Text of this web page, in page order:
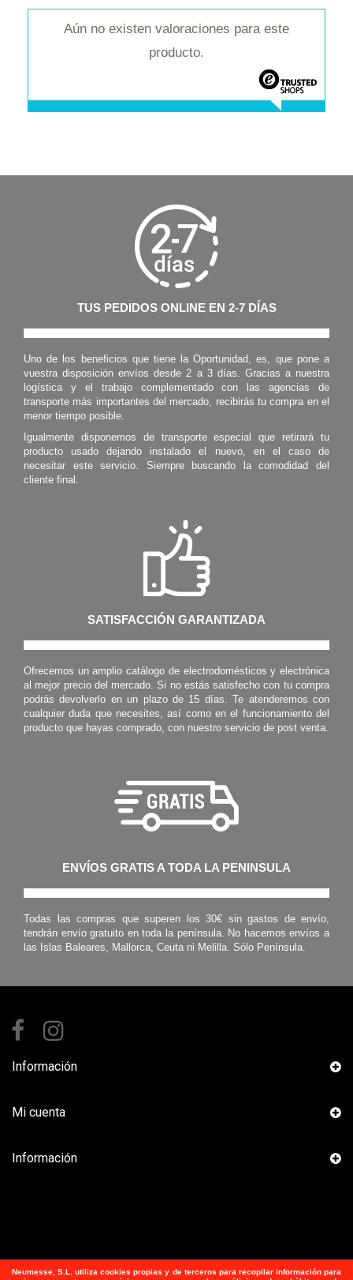
Neumesse, S.L. utiliza cookies propias y de terceros para recopilar información para
Aún no existen valoraciones para este
producto.
TUS PEDIDOS ONLINE EN 2-7 DÍAS
Uno de los beneficios que tiene la Oportunidad, es, que pone a
vuestra disposición envíos desde 2 a 3 días. Gracias a nuestra
logística y el trabajo complementado con las agencias de
transporte más importantes del mercado, recibirás tu compra en el
menor tiempo posible.
Igualmente disponemos de transporte especial que retirará tu
producto usado dejando instalado el nuevo, en el caso de
necesitar este servicio. Siempre buscando la comodidad del
cliente final.
SATISFACCIÓN GARANTIZADA
Ofrecemos un amplio catálogo de electrodomésticos y electrónica
al mejor precio del mercado. Si no estás satisfecho con tu compra
podrás devolverlo en un plazo de 15 días. Te atenderemos con
cualquier duda que necesites, así como en el funcionamiento del
producto que hayas comprado, con nuestro servicio de post venta.
ENVÍOS GRATIS A TODA LA PENINSULA
Todas las compras que superen los 30€ sin gastos de envío,
tendrán envío gratuito en toda la península. No hacemos envíos a
las Islas Baleares, Mallorca, Ceuta ni Melilla. Sólo Península.
Información
Mi cuenta
Información